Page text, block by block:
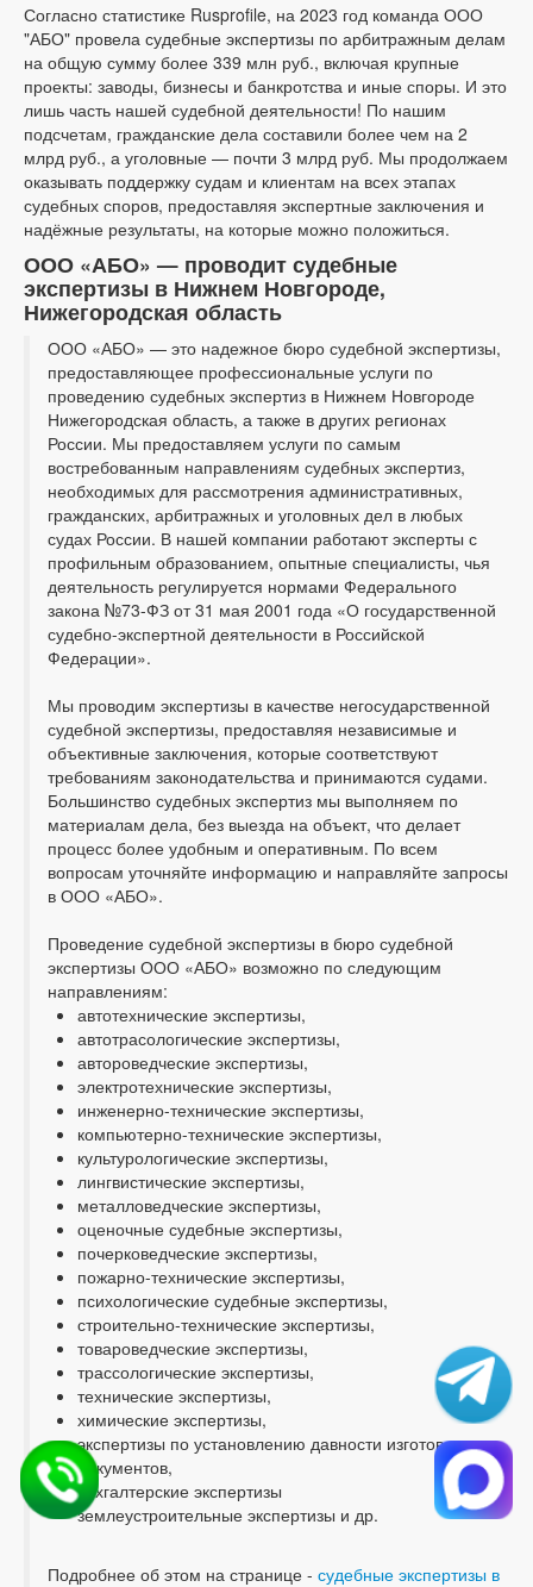
Согласно статистике Rusprofile, на 2023 год команда ООО
"АБО" провела судебные экспертизы по арбитражным делам
на общую сумму более 339 млн руб., включая крупные
проекты: заводы, бизнесы и банкротства и иные споры. И это
лишь часть нашей судебной деятельности! По нашим
подсчетам, гражданские дела составили более чем на 2
млрд руб., а уголовные — почти 3 млрд руб. Мы продолжаем
оказывать поддержку судам и клиентам на всех этапах
судебных споров, предоставляя экспертные заключения и
надёжные результаты, на которые можно положиться.
ООО «АБО» — проводит судебные
экспертизы в Нижнем Новгороде,
Нижегородская область
ООО «АБО» — это надежное бюро судебной экспертизы,
предоставляющее профессиональные услуги по
проведению судебных экспертиз в Нижнем Новгороде
Нижегородская область, а также в других регионах
России. Мы предоставляем услуги по самым
востребованным направлениям судебных экспертиз,
необходимых для рассмотрения административных,
гражданских, арбитражных и уголовных дел в любых
судах России. В нашей компании работают эксперты с
профильным образованием, опытные специалисты, чья
деятельность регулируется нормами Федерального
закона №73-ФЗ от 31 мая 2001 года «О государственной
судебно-экспертной деятельности в Российской
Федерации».
Мы проводим экспертизы в качестве негосударственной
судебной экспертизы, предоставляя независимые и
объективные заключения, которые соответствуют
требованиям законодательства и принимаются судами.
Большинство судебных экспертиз мы выполняем по
материалам дела, без выезда на объект, что делает
процесс более удобным и оперативным. По всем
вопросам уточняйте информацию и направляйте запросы
в ООО «АБО».
Проведение судебной экспертизы в бюро судебной
экспертизы ООО «АБО» возможно по следующим
направлениям:
автотехнические экспертизы,
автотрасологические экспертизы,
автороведческие экспертизы,
электротехнические экспертизы,
инженерно-технические экспертизы,
компьютерно-технические экспертизы,
культурологические экспертизы,
лингвистические экспертизы,
металловедческие экспертизы,
оценочные судебные экспертизы,
почерковедческие экспертизы,
пожарно-технические экспертизы,
психологические судебные экспертизы,
строительно-технические экспертизы,
товароведческие экспертизы,
трассологические экспертизы,
технические экспертизы,
химические экспертизы,
экспертизы по установлению давности изготовления
документов,
бухгалтерские экспертизы
землеустроительные экспертизы и др.
Подробнее об этом на странице - судебные экспертизы в